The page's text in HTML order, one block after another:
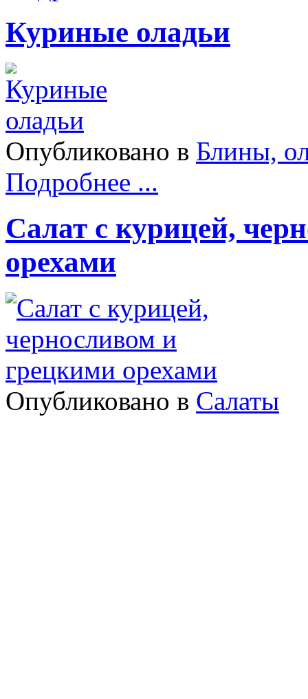
Куриные оладьи
Опубликовано в Блины,
Подробнее ...
Салат с курицей,
орехами
Опубликовано в Салаты